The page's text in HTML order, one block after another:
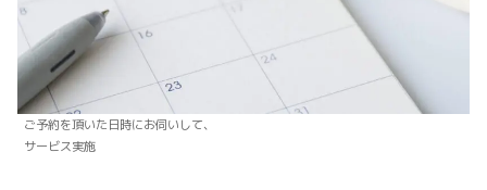
ご予約を頂いた日時にお伺いして、
サービス実施